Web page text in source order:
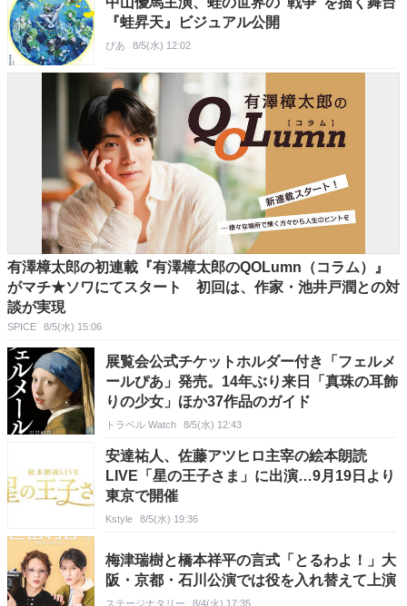
『蛙昇天』ビジュアル公開
ぴあ 8/5(水) 12:02
有澤樟太郎の初連載『有澤樟太郎のQOLumn（コラム）』
がマチ★ソワにてスタート 初回は、作家・池井戸潤との対
談が実現
SPICE 8/5(水) 15:06
展覧会公式チケットホルダー付き「フェルメ
ールぴあ」発売。14年ぶり来日「真珠の耳飾
りの少女」ほか37作品のガイド
トラベル Watch 8/5(水) 12:43
安達祐人、佐藤アツヒロ主宰の絵本朗読
LIVE「星の王子さま」に出演…9月19日より
東京で開催
Kstyle 8/5(水) 19:36
梅津瑞樹と橋本祥平の言式「とるわよ！」大
阪・京都・石川公演では役を入れ替えて上演
ステージナタリー 8/4(火) 17:35